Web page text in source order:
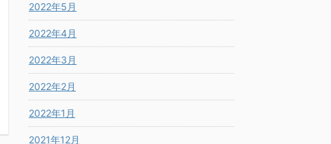
2022年5月
2022年4月
2022年3月
2022年2月
2022年1月
2021年12月